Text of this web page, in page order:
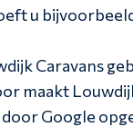
u
Caravans
maakt
Google